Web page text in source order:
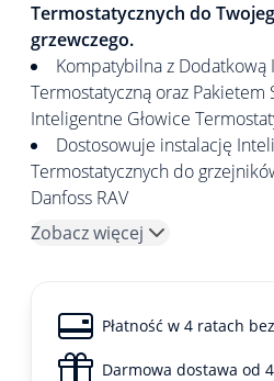
Termostatycznych do
grzewczego.
Kompatybilna z Dodatkową
Termostatyczną oraz Pakietem
Inteligentne Głowice
Dostosowuje instalację
Termostatycznych do
Danfoss RAV
Zobacz więcej
Płatność w 4 ratach
Darmowa dostawa od